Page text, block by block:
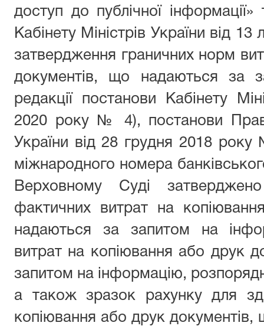
доступ до публічної
Кабінету Міністрів України від
затвердження граничних норм
документів, що надаються за
редакції постанови Кабінету
2020 року № 4), постанови
України від 28 грудня 2018
міжнародного номера
Верховному Суді
фактичних витрат на
надаються за запитом на
витрат на копіювання або друк
запитом на інформацію,
а також зразок рахунку для
копіювання або друк